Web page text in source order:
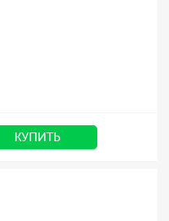
КУПИТЬ